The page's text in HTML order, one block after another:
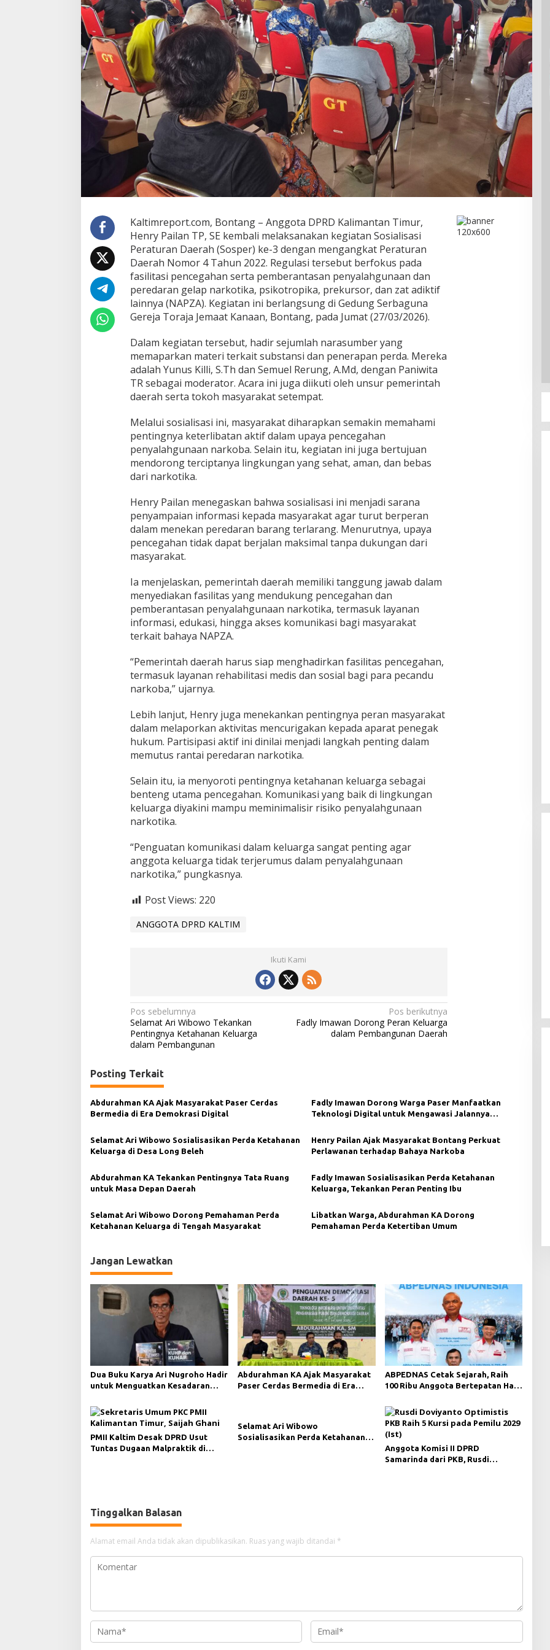
n
D
o
r
o
n
g
W
a
r
g
n
a
n
a
d
i
G
a
r
d
a
T
e
d
e
p
a
n
L
w
a
n
N
a
r
o
b
a
Kaltimreport.com, Bontang – Anggota DPRD Kalimantan Timur,
Henry Pailan TP, SE kembali melaksanakan kegiatan Sosialisasi
Peraturan Daerah (Sosper) ke-3 dengan mengangkat Peraturan
Daerah Nomor 4 Tahun 2022. Regulasi tersebut berfokus pada
fasilitasi pencegahan serta pemberantasan penyalahgunaan dan
peredaran gelap narkotika, psikotropika, prekursor, dan zat adiktif
lainnya (NAPZA). Kegiatan ini berlangsung di Gedung Serbaguna
Gereja Toraja Jemaat Kanaan, Bontang, pada Jumat (27/03/2026).
Dalam kegiatan tersebut, hadir sejumlah narasumber yang
memaparkan materi terkait substansi dan penerapan perda. Mereka
adalah Yunus Killi, S.Th dan Semuel Rerung, A.Md, dengan Paniwita
TR sebagai moderator. Acara ini juga diikuti oleh unsur pemerintah
daerah serta tokoh masyarakat setempat.
Melalui sosialisasi ini, masyarakat diharapkan semakin memahami
pentingnya keterlibatan aktif dalam upaya pencegahan
penyalahgunaan narkoba. Selain itu, kegiatan ini juga bertujuan
mendorong terciptanya lingkungan yang sehat, aman, dan bebas
dari narkotika.
Henry Pailan menegaskan bahwa sosialisasi ini menjadi sarana
penyampaian informasi kepada masyarakat agar turut berperan
dalam menekan peredaran barang terlarang. Menurutnya, upaya
pencegahan tidak dapat berjalan maksimal tanpa dukungan dari
masyarakat.
Ia menjelaskan, pemerintah daerah memiliki tanggung jawab dalam
menyediakan fasilitas yang mendukung pencegahan dan
pemberantasan penyalahgunaan narkotika, termasuk layanan
informasi, edukasi, hingga akses komunikasi bagi masyarakat
terkait bahaya NAPZA.
“Pemerintah daerah harus siap menghadirkan fasilitas pencegahan,
termasuk layanan rehabilitasi medis dan sosial bagi para pecandu
narkoba,” ujarnya.
Lebih lanjut, Henry juga menekankan pentingnya peran masyarakat
dalam melaporkan aktivitas mencurigakan kepada aparat penegak
hukum. Partisipasi aktif ini dinilai menjadi langkah penting dalam
memutus rantai peredaran narkotika.
Selain itu, ia menyoroti pentingnya ketahanan keluarga sebagai
benteng utama pencegahan. Komunikasi yang baik di lingkungan
keluarga diyakini mampu meminimalisir risiko penyalahgunaan
narkotika.
“Penguatan komunikasi dalam keluarga sangat penting agar
anggota keluarga tidak terjerumus dalam penyalahgunaan
narkotika,” pungkasnya.
Post Views: 220
ANGGOTA DPRD KALTIM
Ikuti Kami
N
a
v
i
g
a
s
i
p
s
Pos sebelumnya
Selamat Ari Wibowo Tekankan
Pentingnya Ketahanan Keluarga
dalam Pembangunan
Pos berikutnya
Fadly Imawan Dorong Peran Keluarga
dalam Pembangunan Daerah
Posting Terkait
Abdurahman KA Ajak Masyarakat Paser Cerdas
Bermedia di Era Demokrasi Digital
Fadly Imawan Dorong Warga Paser Manfaatkan
Teknologi Digital untuk Mengawasi Jalannya
Selamat Ari Wibowo Sosialisasikan Perda Ketahanan
Keluarga di Desa Long Beleh
Henry Pailan Ajak Masyarakat Bontang Perkuat
Perlawanan terhadap Bahaya Narkoba
Abdurahman KA Tekankan Pentingnya Tata Ruang
untuk Masa Depan Daerah
Fadly Imawan Sosialisasikan Perda Ketahanan
Keluarga, Tekankan Peran Penting Ibu
Selamat Ari Wibowo Dorong Pemahaman Perda
Ketahanan Keluarga di Tengah Masyarakat
Libatkan Warga, Abdurahman KA Dorong
Pemahaman Perda Ketertiban Umum
Jangan Lewatkan
Dua Buku Karya Ari Nugroho Hadir
untuk Menguatkan Kesadaran
Indonesia Emas Berlandaskan
Keadilan dan transparansi
keterbukaan informasi publik
Abdurahman KA Ajak Masyarakat
Paser Cerdas Bermedia di Era
ABPEDNAS Cetak Sejarah, Raih
100 Ribu Anggota Bertepatan Hari
PMII Kaltim Desak DPRD Usut
Tuntas Dugaan Malpraktik di
Selamat Ari Wibowo
Sosialisasikan Perda Ketahanan
Anggota Komisi II DPRD
Samarinda dari PKB, Rusdi
Tinggalkan Balasan
Alamat email Anda tidak akan dipublikasikan. Ruas yang wajib ditandai *